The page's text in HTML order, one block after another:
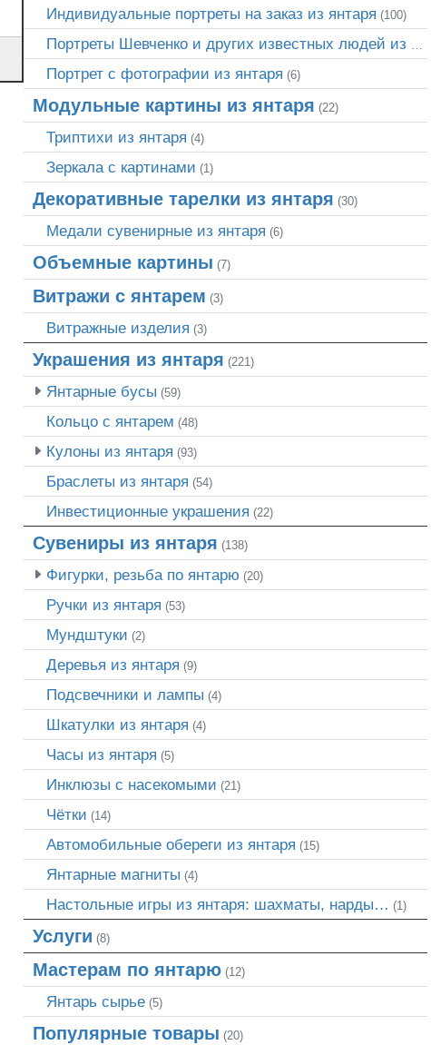
Индивидуальные портреты на заказ из янтаря (100)
Портреты Шевченко и других известных людей из янтаря
Портрет c фотографии из янтаря (6)
Модульные картины из янтаря (22)
Триптихи из янтаря (4)
Зеркала с картинами (1)
Декоративные тарелки из янтаря (30)
Медали сувенирные из янтаря (6)
Объемные картины (7)
Витражи с янтарем (3)
Витражные изделия (3)
Украшения из янтаря (221)
Янтарные бусы (59)
Кольцо с янтарем (48)
Кулоны из янтаря (93)
Браслеты из янтаря (54)
Инвестиционные украшения (22)
Сувениры из янтаря (138)
Фигурки, резьба по янтарю (20)
Ручки из янтаря (53)
Мундштуки (2)
Деревья из янтаря (9)
Подсвечники и лампы (4)
Шкатулки из янтаря (4)
Часы из янтаря (5)
Инклюзы с насекомыми (21)
Чётки (14)
Автомобильные обереги из янтаря (15)
Янтарные магниты (4)
Настольные игры из янтаря: шахматы, нарды… (1)
Услуги (8)
Мастерам по янтарю(12)
Янтарь сырье(5)
Популярные товары (20)